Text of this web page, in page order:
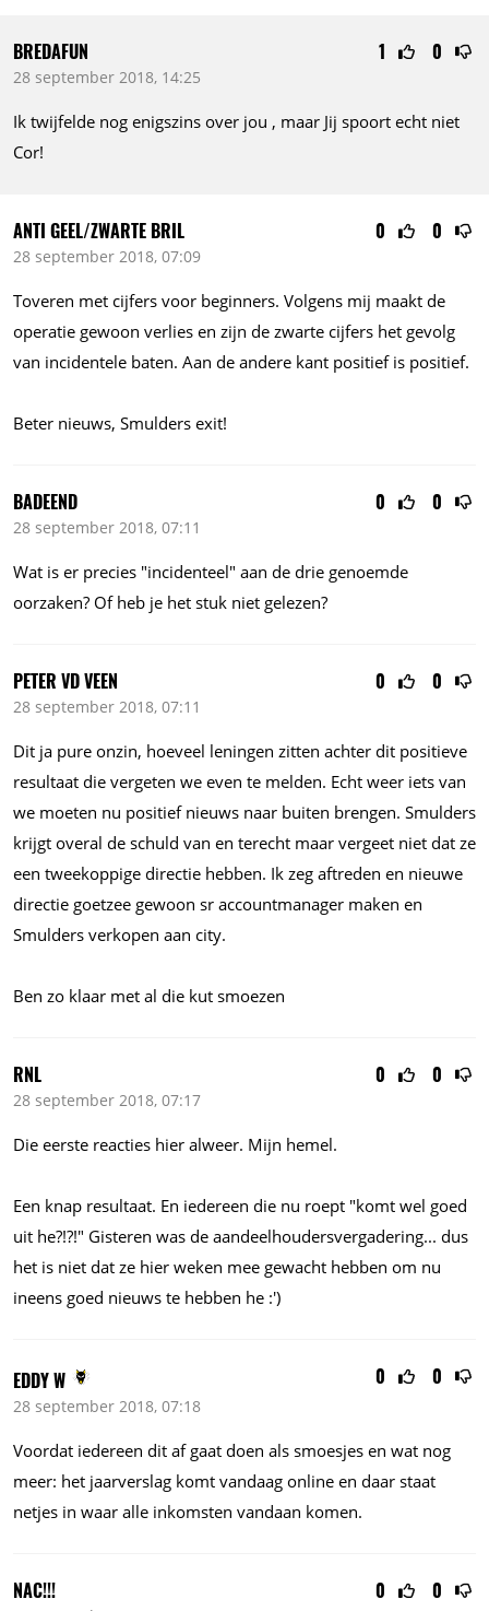
1 0
BREDAFUN
28 september 2018, 14:25
Ik twijfelde nog enigszins over jou , maar Jij spoort echt niet
Cor!
0 0
ANTI GEEL/ZWARTE BRIL
28 september 2018, 07:09
Toveren met cijfers voor beginners. Volgens mij maakt de
operatie gewoon verlies en zijn de zwarte cijfers het gevolg
van incidentele baten. Aan de andere kant positief is positief.
Beter nieuws, Smulders exit!
0 0
BADEEND
28 september 2018, 07:11
Wat is er precies "incidenteel" aan de drie genoemde
oorzaken? Of heb je het stuk niet gelezen?
0 0
PETER VD VEEN
28 september 2018, 07:11
Dit ja pure onzin, hoeveel leningen zitten achter dit positieve
resultaat die vergeten we even te melden. Echt weer iets van
we moeten nu positief nieuws naar buiten brengen. Smulders
krijgt overal de schuld van en terecht maar vergeet niet dat ze
een tweekoppige directie hebben. Ik zeg aftreden en nieuwe
directie goetzee gewoon sr accountmanager maken en
Smulders verkopen aan city.
Ben zo klaar met al die kut smoezen
0 0
RNL
28 september 2018, 07:17
Die eerste reacties hier alweer. Mijn hemel.
Een knap resultaat. En iedereen die nu roept "komt wel goed
uit he?!?!" Gisteren was de aandeelhoudersvergadering... dus
het is niet dat ze hier weken mee gewacht hebben om nu
ineens goed nieuws te hebben he :')
0 0
EDDY W
28 september 2018, 07:18
Voordat iedereen dit af gaat doen als smoesjes en wat nog
meer: het jaarverslag komt vandaag online en daar staat
netjes in waar alle inkomsten vandaan komen.
0 0
NAC!!!